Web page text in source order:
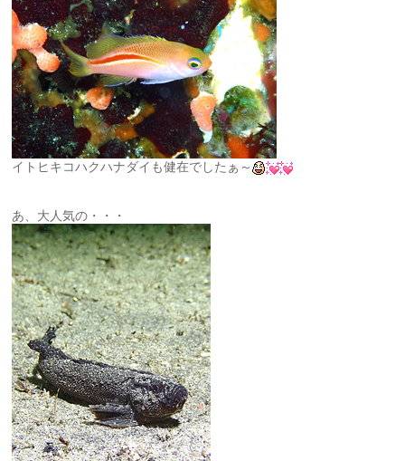
イトヒキコハクハナダイも健在でしたぁ～
あ、大人気の・・・